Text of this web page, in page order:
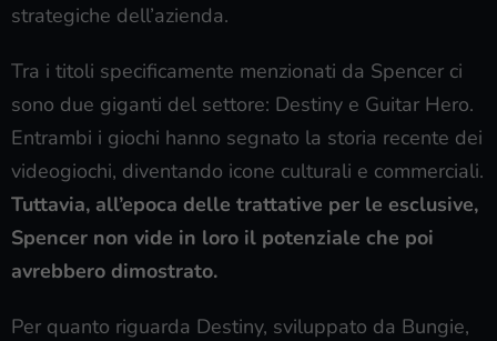
strategiche dell’azienda.
Tra i titoli specificamente menzionati da Spencer ci
sono due giganti del settore: Destiny e Guitar Hero.
Entrambi i giochi hanno segnato la storia recente dei
videogiochi, diventando icone culturali e commerciali.
Tuttavia, all’epoca delle trattative per le esclusive,
Spencer non vide in loro il potenziale che poi
avrebbero dimostrato.
Per quanto riguarda Destiny, sviluppato da Bungie,